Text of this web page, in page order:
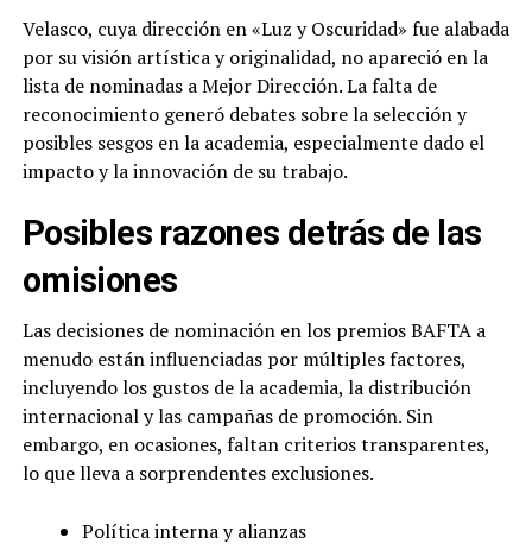
Velasco, cuya dirección en «Luz y Oscuridad» fue alabada
por su visión artística y originalidad, no apareció en la
lista de nominadas a Mejor Dirección. La falta de
reconocimiento generó debates sobre la selección y
posibles sesgos en la academia, especialmente dado el
impacto y la innovación de su trabajo.
Posibles razones detrás de las
omisiones
Las decisiones de nominación en los premios BAFTA a
menudo están influenciadas por múltiples factores,
incluyendo los gustos de la academia, la distribución
internacional y las campañas de promoción. Sin
embargo, en ocasiones, faltan criterios transparentes,
lo que lleva a sorprendentes exclusiones.
Política interna y alianzas